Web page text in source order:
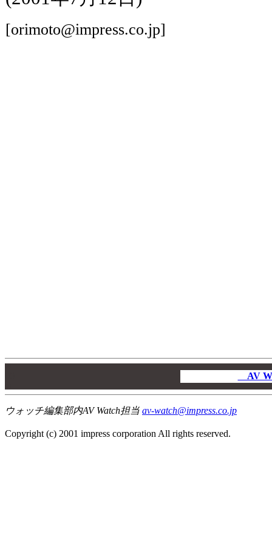
[orimoto@impress.co.jp]
AV
ウォッチ編集部内AV Watch担当 av-watch@impress.co.jp
Copyright (c) 2001 impress corporation All rights reserved.